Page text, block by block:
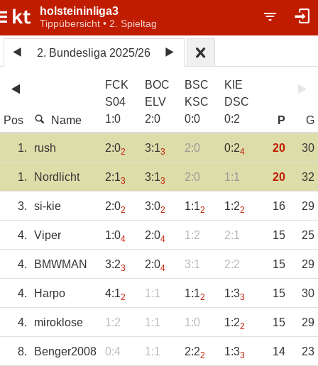
holsteininliga3
Tippübersicht • 2. Spieltag
2. Bundesliga 2025/26
Pos Name
FCK
S04
1:0
BOC
ELV
2:0
BSC
KSC
0:0
KIE
DSC
0:2 P G
1. rush 2:02 3:13 2:0 0:24 20 30
1. Nordlicht 2:13 3:13 2:0 1:1 20 32
3. si-kie 2:02 3:02 1:12 1:22 16 29
4. Viper 1:04 2:04 1:2 2:1 15 25
4. BMWMAN 3:23 2:04 3:1 2:2 15 29
4. Harpo 4:12 1:1 1:12 1:33 15 30
4. miroklose 1:2 1:1 1:0 1:22 15 29
8. Benger2008 0:4 1:1 2:22 1:33 14 23